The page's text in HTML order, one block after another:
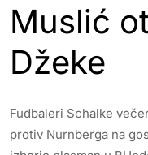
Muslić
Džeke
Fudbaleri Schalke
protiv Nurnberga na